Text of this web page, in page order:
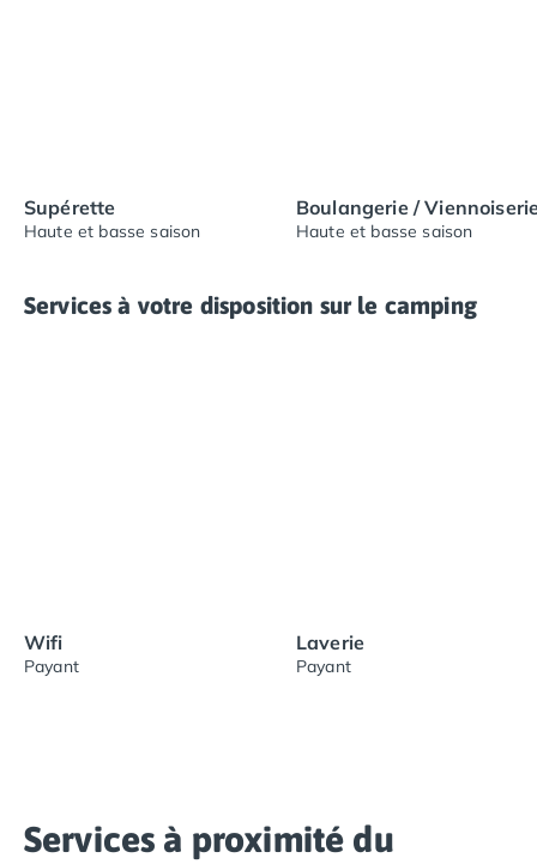
Supérette
Haute et basse saison
Boulangerie /
Haute et basse saison
Services à votre disposition sur le camping
Wifi
Payant
Laverie
Payant
Services à proximité du